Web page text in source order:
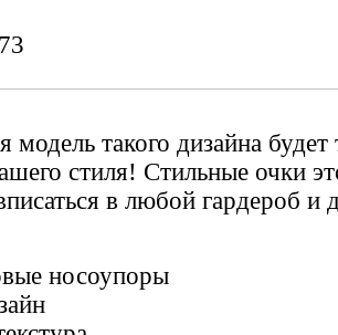
модель такого дизайна
стиля! Стильные очки
в любой гардероб и
носоупоры